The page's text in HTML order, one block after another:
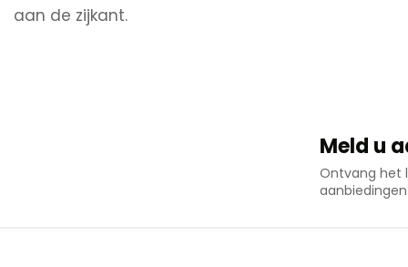
aan de zijkant.
Meld u
Ontvang het
aanbiedingen